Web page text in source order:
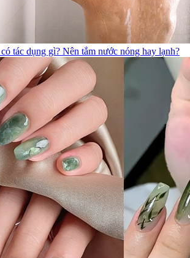
tác dụng gì? Nên tắm nước nóng hay lạnh?